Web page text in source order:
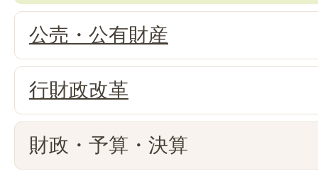
公売・公有財産
行財政改革
財政・予算・決算